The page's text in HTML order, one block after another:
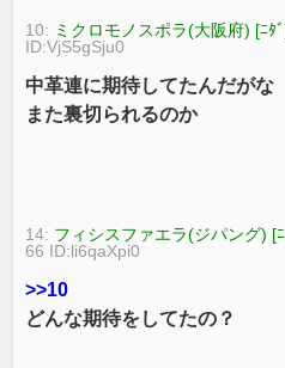
10: ミクロモノスポラ(大阪府) [ﾆﾀ
ID:VjS5gSju0
中革連に期待してたんだがな
また裏切られるのか
14: フィシスファエラ(ジパング) [
66 ID:li6qaXpi0
>>10
どんな期待をしてたの？